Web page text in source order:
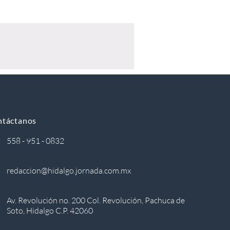
558 - 951 - 0832
redaccion@hidalgo.jornada.com.mx
Av. Revolución no. 200 Col. Revolución, Pachuca de
Soto, Hidalgo C.P. 42060